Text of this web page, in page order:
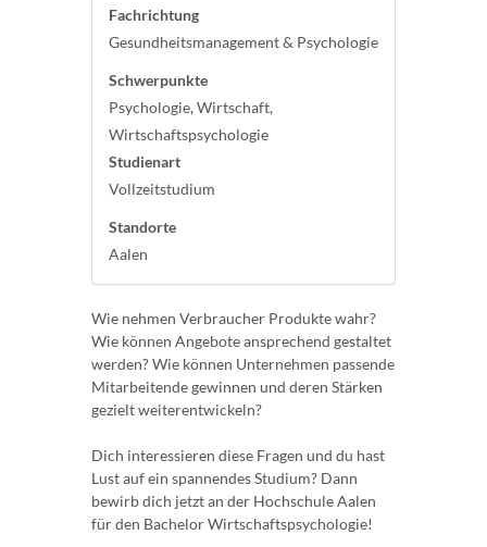
Fachrichtung
Gesundheitsmanagement & Psychologie
Schwerpunkte
Psychologie, Wirtschaft,
Wirtschaftspsychologie
Studienart
Vollzeitstudium
Standorte
Aalen
Wie nehmen Verbraucher Produkte wahr?
Wie können Angebote ansprechend gestaltet
werden? Wie können Unternehmen passende
Mitarbeitende gewinnen und deren Stärken
gezielt weiterentwickeln?
Dich interessieren diese Fragen und du hast
Lust auf ein spannendes Studium? Dann
bewirb dich jetzt an der Hochschule Aalen
für den Bachelor Wirtschaftspsychologie!